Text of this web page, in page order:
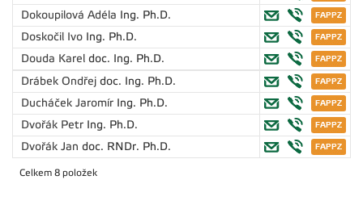
Dokoupilová Adéla Ing. Ph.D.
Doskočil Ivo Ing. Ph.D.
Douda Karel doc. Ing. Ph.D.
Drábek Ondřej doc. Ing. Ph.D.
Ducháček Jaromír Ing. Ph.D.
Dvořák Petr Ing. Ph.D.
Dvořák Jan doc. RNDr. Ph.D.
Celkem 8 položek